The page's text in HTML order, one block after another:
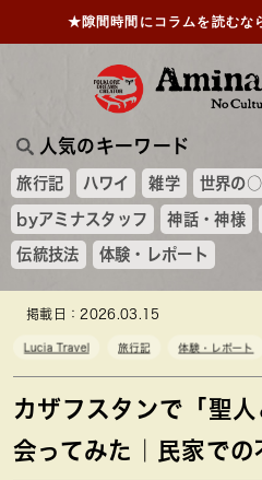
人気のキーワード
旅行記 ハワイ 雑学 世界の
byアミナスタッフ 神話・神様
伝統技法 体験・レポート
★隙間時間にコラムを読むな
掲載日：2026.03.15
Lucia Travel 旅行記 体験・レポート
カザフスタンで「聖
会ってみた｜民家で